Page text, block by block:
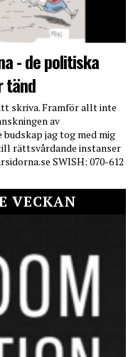
- de politiska
tänd
skriva. Framför allt inte
av
jag tog med mig
rättsvårdande instanser
SWISH: 070-612
VECKAN